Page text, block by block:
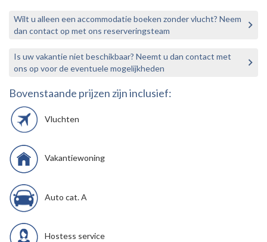
Wilt u alleen een accommodatie boeken zonder vlucht? Neem
dan contact op met ons reserveringsteam
Is uw vakantie niet beschikbaar? Neemt u dan contact met
ons op voor de eventuele mogelijkheden
Bovenstaande prijzen zijn inclusief:
Vluchten
Vakantiewoning
Auto cat. A
Hostess service